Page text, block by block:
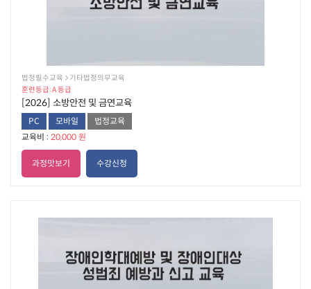
법정필수교육  기타법정의무교육
훈련등급: A 등급
[2026] 소방안전 및 금연교육
PC 모바일
법정교육
교육비 : 20,000 원
과정맛보기 수강신청